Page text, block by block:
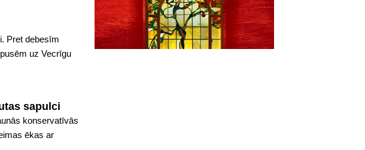
Pret debesīm
uz Vecrīgu
sapulci
konservatīvās
ēkas ar